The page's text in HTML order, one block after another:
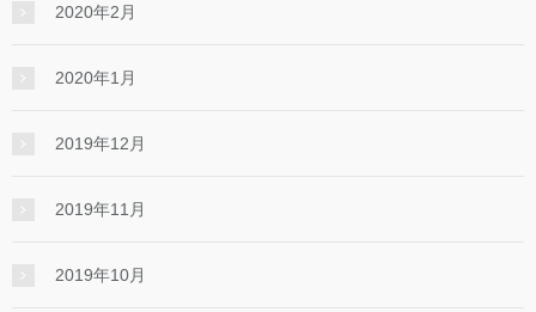
2020年2月
2020年1月
2019年12月
2019年11月
2019年10月